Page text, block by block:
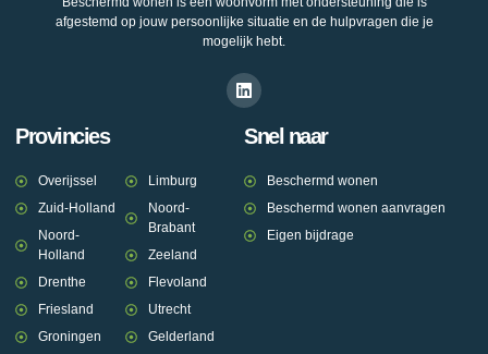
afgestemd op jouw persoonlijke situatie en de hulpvragen die je
mogelijk hebt.
Provincies
Overijssel
Zuid-Holland
Noord-
Holland
Drenthe
Friesland
Groningen
Limburg
Noord-
Brabant
Zeeland
Flevoland
Utrecht
Gelderland
Snel naar
Beschermd wonen
Beschermd wonen aanvragen
Eigen bijdrage